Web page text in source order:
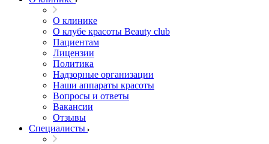
О клинике
О клубе красоты Beauty club
Пациентам
Лицензии
Политика
Надзорные организации
Наши аппараты красоты
Вопросы и ответы
Вакансии
Отзывы
Специалисты